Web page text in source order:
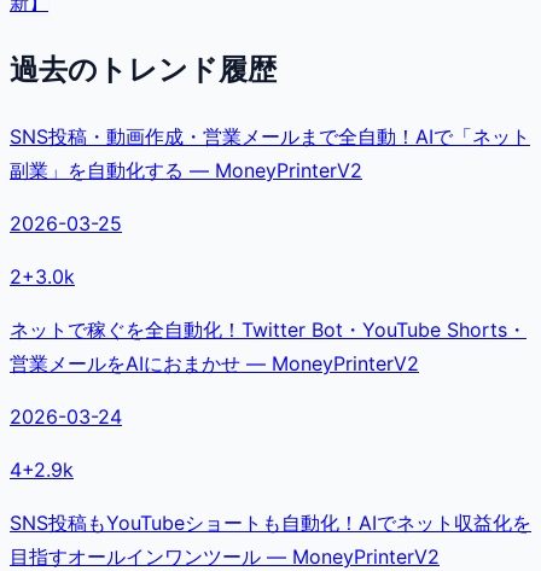
過去のトレンド履歴
SNS投稿・動画作成・営業メールまで全自動！AIで「ネット
副業」を自動化する — MoneyPrinterV2
2026-03-25
2+3.0k
ネットで稼ぐを全自動化！Twitter Bot・YouTube Shorts・
営業メールをAIにおまかせ — MoneyPrinterV2
2026-03-24
4+2.9k
SNS投稿もYouTubeショートも自動化！AIでネット収益化を
目指すオールインワンツール — MoneyPrinterV2